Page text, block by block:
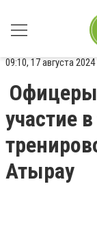
09:10, 17 августа 2024
участие
Атырау